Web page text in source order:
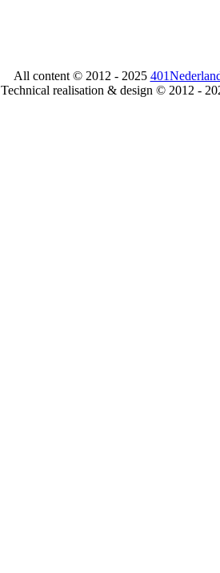
All content © 2012 - 2025
Technical realisation & design © 2012 -